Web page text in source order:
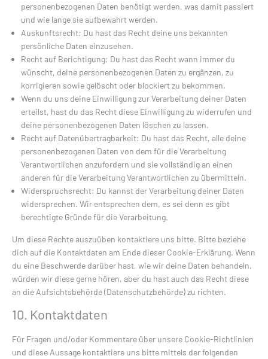
personenbezogenen Daten benötigt werden, was damit passiert
und wie lange sie aufbewahrt werden.
Auskunftsrecht: Du hast das Recht deine uns bekannten
persönliche Daten einzusehen.
Recht auf Berichtigung: Du hast das Recht wann immer du
wünscht, deine personenbezogenen Daten zu ergänzen, zu
korrigieren sowie gelöscht oder blockiert zu bekommen.
Wenn du uns deine Einwilligung zur Verarbeitung deiner Daten
erteilst, hast du das Recht diese Einwilligung zu widerrufen und
deine personenbezogenen Daten löschen zu lassen.
Recht auf Datenübertragbarkeit: Du hast das Recht, alle deine
personenbezogenen Daten von dem für die Verarbeitung
Verantwortlichen anzufordern und sie vollständig an einen
anderen für die Verarbeitung Verantwortlichen zu übermitteln.
Widerspruchsrecht: Du kannst der Verarbeitung deiner Daten
widersprechen. Wir entsprechen dem, es sei denn es gibt
berechtigte Gründe für die Verarbeitung.
Um diese Rechte auszuüben kontaktiere uns bitte. Bitte beziehe
dich auf die Kontaktdaten am Ende dieser Cookie-Erklärung. Wenn
du eine Beschwerde darüber hast, wie wir deine Daten behandeln,
würden wir diese gerne hören, aber du hast auch das Recht diese
an die Aufsichtsbehörde (Datenschutzbehörde) zu richten.
10. Kontaktdaten
Für Fragen und/oder Kommentare über unsere Cookie-Richtlinien
und diese Aussage kontaktiere uns bitte mittels der folgenden